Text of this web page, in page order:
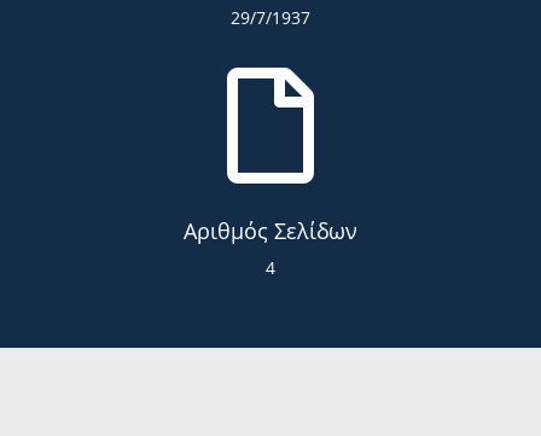
29/7/1937

Αριθμός Σελίδων
4